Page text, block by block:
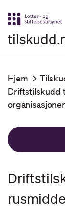
Gå til
Hjem
Driftstilskudd
organisasjoner